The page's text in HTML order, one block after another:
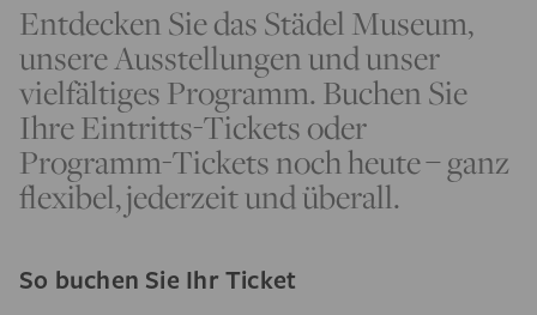
Entdecken Sie das Städel Museum,
unsere Ausstellungen und unser
vielfältiges Programm. Buchen Sie
Ihre Eintritts-Tickets oder
Programm-Tickets noch heute – ganz
flexibel, jederzeit und überall.
So buchen Sie Ihr Ticket